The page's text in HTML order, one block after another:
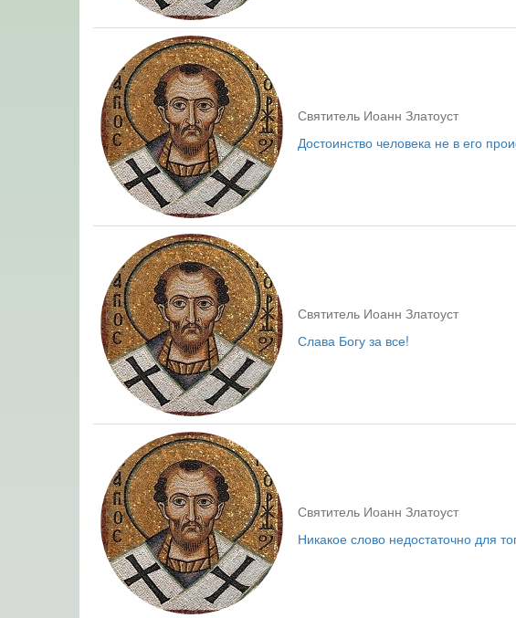
Святитель Иоанн Златоуст
Достоинство человека не в его
Святитель Иоанн Златоуст
Слава Богу за все!
Святитель Иоанн Златоуст
Никакое слово недостаточно для